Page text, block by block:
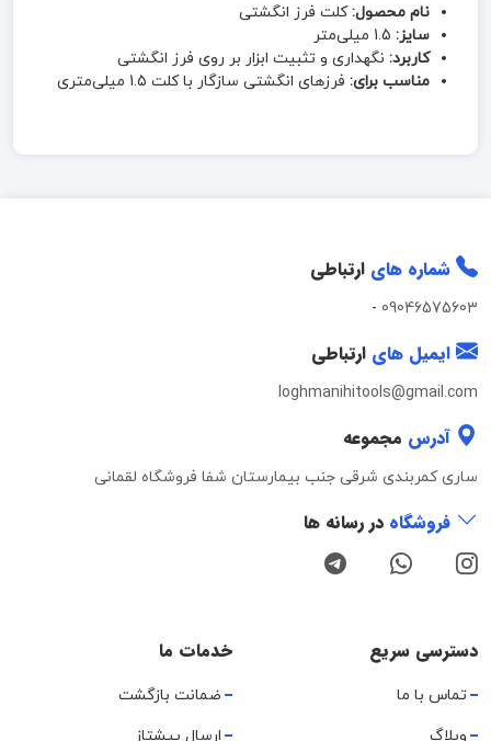
نام محصول: کلت فرز انگشتی
سایز:
کاربرد: نگهداری و تثبیت ابزار بر روی فرز انگشتی
مناسب برای: فرزهای انگشتی سازگار با کلت 1.5 میلی‌متری
شماره های ارتباطی
09046575603
-
ایمیل های ارتباطی
loghmanihitools@gmail.com
آدرس مجموعه
ساری کمربندی شرقی جنب بیمارستان شفا فروشگاه لقمانی
فروشگاه در رسانه ها
دسترسی سریع
تماس با ما
وبلاگ
خدمات ما
ضمانت بازگشت
ارسال پیشتاز